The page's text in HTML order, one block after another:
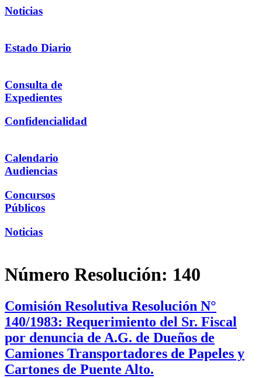
Noticias
Estado Diario
Consulta de
Expedientes
Confidencialidad
Calendario
Audiencias
Concursos
Públicos
Noticias
Número Resolución: 140
Comisión Resolutiva Resolución N°
140/1983: Requerimiento del Sr. Fiscal
por denuncia de A.G. de Dueños de
Camiones Transportadores de Papeles y
Cartones de Puente Alto.